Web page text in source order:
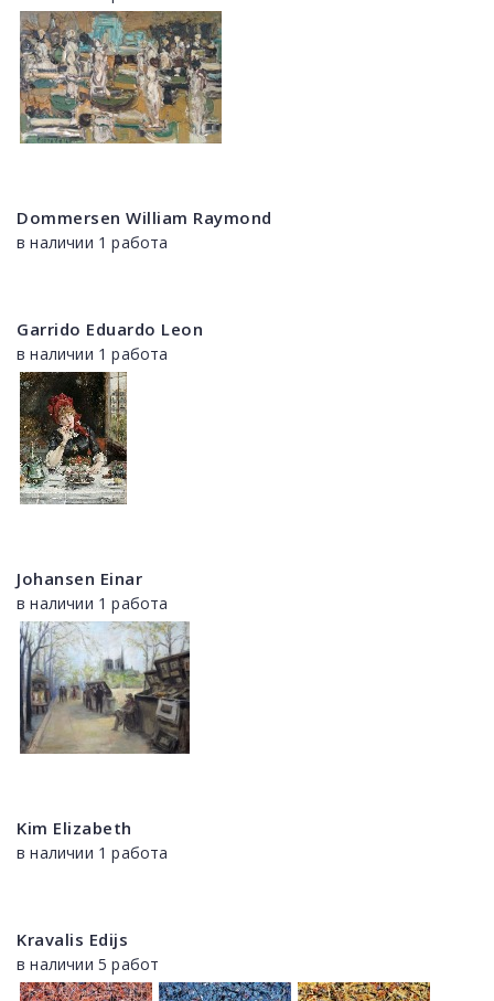
Dommersen William Raymond
в наличии 1 работа
Garrido Eduardo Leon
в наличии 1 работа
Johansen Einar
в наличии 1 работа
Kim Elizabeth
в наличии 1 работа
Kravalis Edijs
в наличии 5 работ